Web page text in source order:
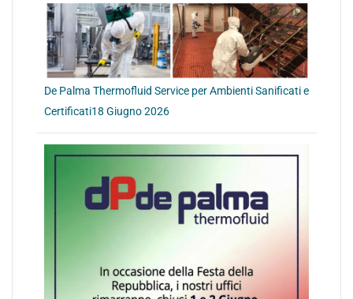
De Palma Thermofluid Service per Ambienti Sanificati e
Certificati18 Giugno 2026